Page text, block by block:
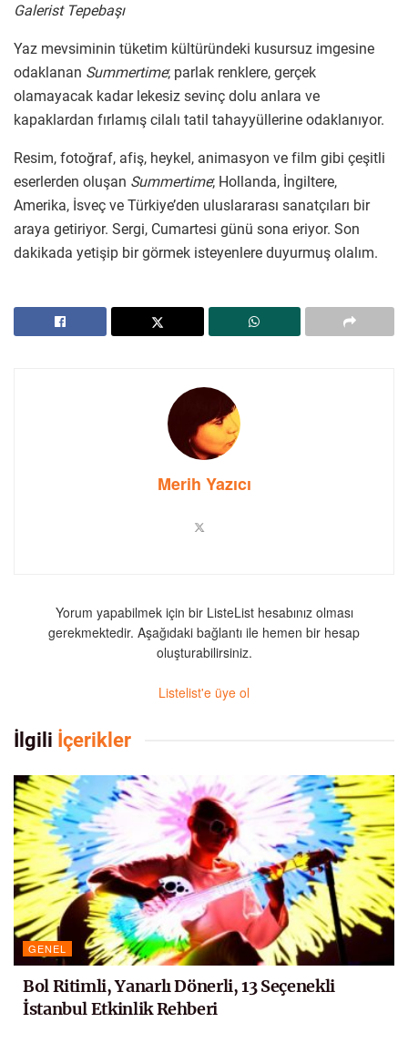
Galerist Tepebaşı
Yaz mevsiminin tüketim kültüründeki kusursuz imgesine
odaklanan Summertime; parlak renklere, gerçek
olamayacak kadar lekesiz sevinç dolu anlara ve
kapaklardan fırlamış cilalı tatil tahayyüllerine odaklanıyor.
Resim, fotoğraf, afiş, heykel, animasyon ve film gibi çeşitli
eserlerden oluşan Summertime; Hollanda, İngiltere,
Amerika, İsveç ve Türkiye’den uluslararası sanatçıları bir
araya getiriyor. Sergi, Cumartesi günü sona eriyor. Son
dakikada yetişip bir görmek isteyenlere duyurmuş olalım.
Merih Yazıcı
Yorum yapabilmek için bir ListeList hesabınız olması
gerekmektedir. Aşağıdaki bağlantı ile hemen bir hesap
oluşturabilirsiniz.
Listelist'e üye ol
İlgili İçerikler
GENEL
Bol Ritimli, Yanarlı Dönerli, 13 Seçenekli
İstanbul Etkinlik Rehberi